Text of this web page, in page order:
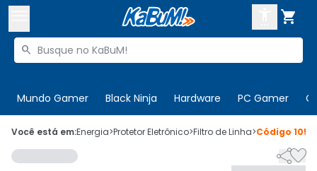

Buscar produtos

Mundo Gamer Black Ninja Hardware PC Gamer
 Olá. Acesse sua conta
 Departamentos
Você está em:Energia>Protetor Eletrônico>Filtro de Linha>Código
